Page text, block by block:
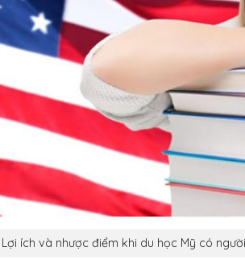
Lợi ích và nhược điểm khi du học Mỹ có